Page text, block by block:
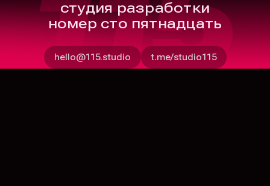
студия разработки
номер сто пятнадцать
hello@115.studio t.me/studio115